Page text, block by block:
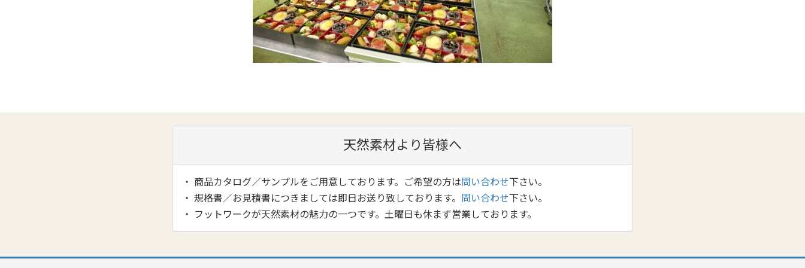
天然素材より皆様へ
・ 商品カタログ／サンプルをご用意しております。ご希望の方は問い合わせ下さい。
・ 規格書／お見積書につきましては即日お送り致しております。 問い合わせ下さい。
・ フットワークが天然素材の魅力の一つです。土曜日も休まず営業しております。